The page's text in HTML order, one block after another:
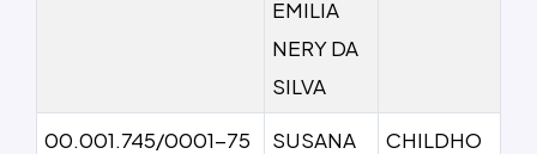
EMILIA
NERY DA
SILVA
00.001.745/0001-75
SUSANA
CHILDHO